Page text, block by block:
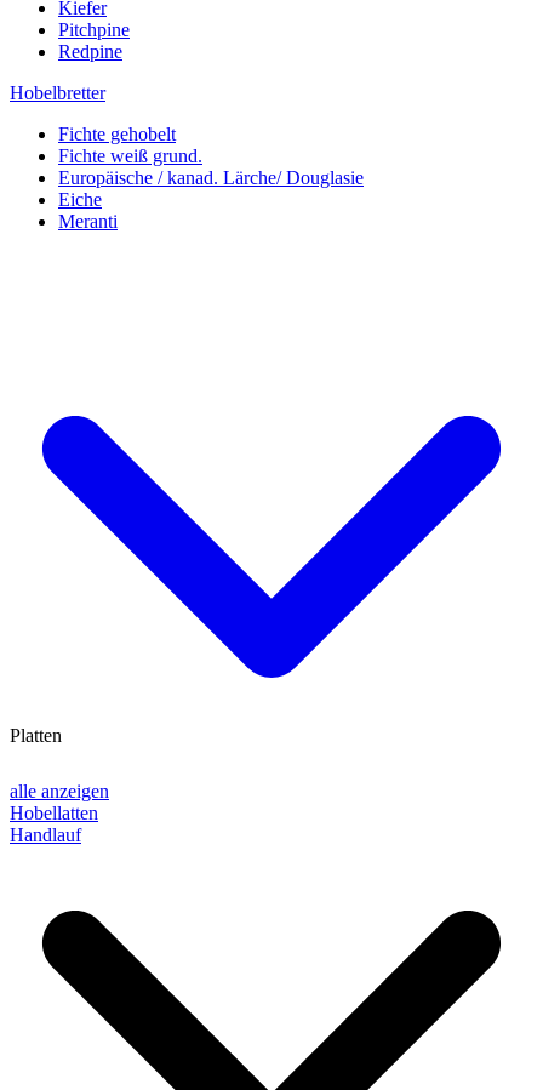
Kiefer
Pitchpine
Redpine
Hobelbretter
Fichte gehobelt
Fichte weiß grund.
Europäische / kanad. Lärche/ Douglasie
Eiche
Meranti
alle anzeigen
Hobellatten
Handlauf
Platten